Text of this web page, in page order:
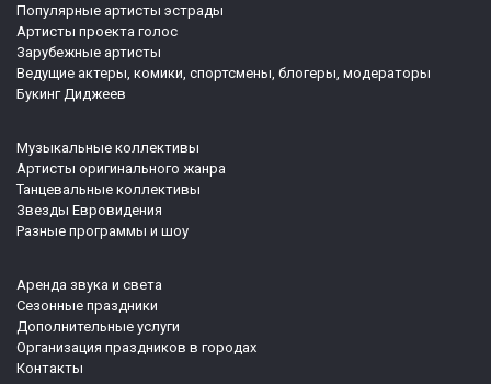
Популярные артисты эстрады
Артисты проекта голос
Зарубежные артисты
Ведущие актеры, комики, спортсмены, блогеры, модераторы
Букинг Диджеев
Музыкальные коллективы
Артисты оригинального жанра
Танцевальные коллективы
Звезды Евровидения
Разные программы и шоу
Аренда звука и света
Сезонные праздники
Дополнительные услуги
Организация праздников в городах
Контакты